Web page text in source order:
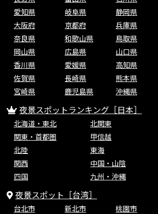
愛知県
岐阜県 静岡県
大阪府
京都府 兵庫県
奈良県
和歌山県 鳥取県
岡山県
広島県 山口県
香川県
愛媛県 高知県
佐賀県
長崎県 熊本県
宮崎県
鹿児島県 沖縄県
夜景スポットランキング［日本］
北海道・東北
北関東
関東・首都圏
甲信越
北陸
東海
関西
中国・山陰
四国
九州・沖縄
夜景スポット［台湾］
台北市 新北市 桃園市